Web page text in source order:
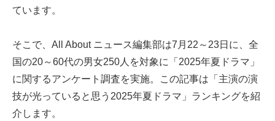
ています。
そこで、All About ニュース編集部は7月22～23日に、全
国の20～60代の男女250人を対象に「2025年夏ドラマ」
に関するアンケート調査を実施。この記事は「主演の演
技が光っていると思う2025年夏ドラマ」ランキングを紹
介します。